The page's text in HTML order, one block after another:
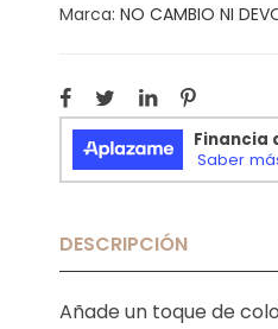
Marca: NO CAMBIO NI
DESCRIPCIÓN
Añade un toque de